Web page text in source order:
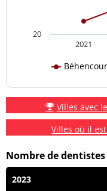
2021
20
Villes avec
Villes où il
Nombre de
2023